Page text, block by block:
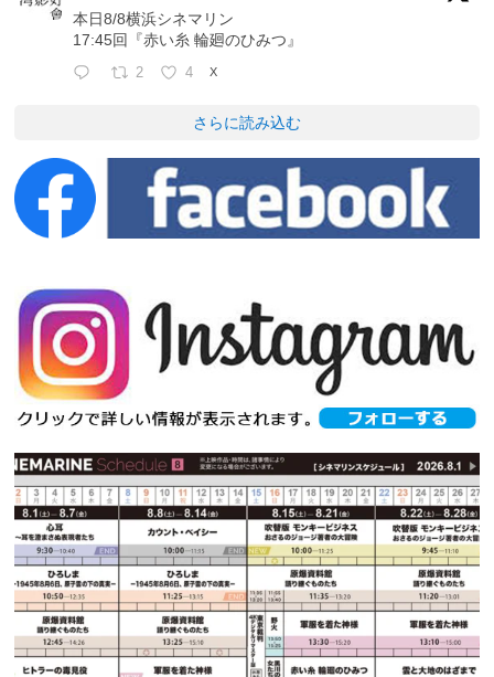
本日8/8横浜シネマリン
17:45回『赤い糸 輪廻のひみつ』
2 4 X
さらに読み込む